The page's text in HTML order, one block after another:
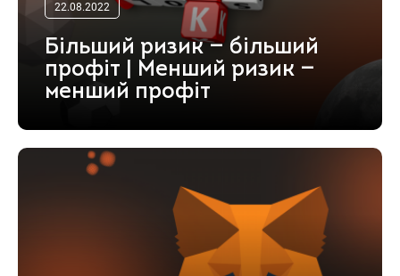
22.08.2022
Більший ризик — більший
профіт | Менший ризик —
менший профіт